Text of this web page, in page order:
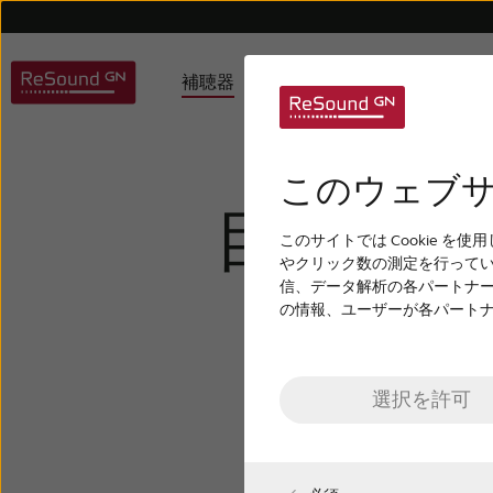
このウェブ
このサイトでは Cookie を使
やクリック数の測定を行って
信、データ解析の各パートナ
の情報、ユーザーが各パート
選択を許可
補聴器
Bluetooth
リサウンドのアクセサリー
難聴について
子どもの難聴
リサウンドの哲学 ご利
アクセサリーのサポート ア
目立た